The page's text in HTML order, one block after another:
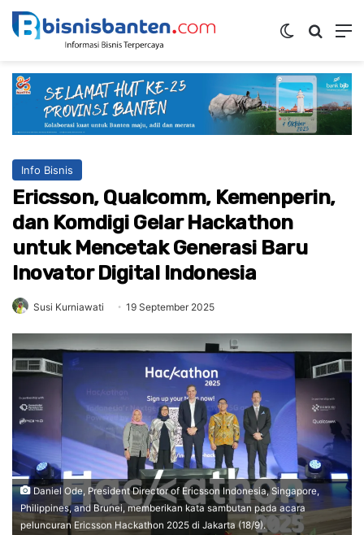
Switch skin
Info Bisnis
Ericsson, Qualcomm, Kemenperin,
dan Komdigi Gelar Hackathon
untuk Mencetak Generasi Baru
Inovator Digital Indonesia
Susi Kurniawati 19 September 2025
Daniel Ode, President Director of Ericsson Indonesia, Singapore,
Philippines, and Brunei, memberikan kata sambutan pada acara
peluncuran Ericsson Hackathon 2025 di Jakarta (18/9).